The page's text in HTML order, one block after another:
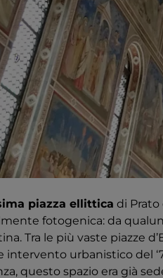
piazza ellittica di Prato
fotogenica: da
Tra le più vaste piazze
intervento urbanistico del
questo spazio era già